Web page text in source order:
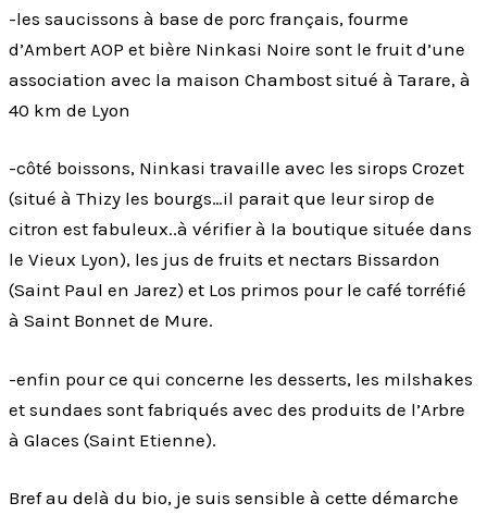
-les saucissons à base de porc français, fourme
d’Ambert AOP et bière Ninkasi Noire sont le fruit d’une
association avec la maison Chambost situé à Tarare, à
40 km de Lyon
-côté boissons, Ninkasi travaille avec les sirops Crozet
(situé à Thizy les bourgs…il parait que leur sirop de
citron est fabuleux..à vérifier à la boutique située dans
le Vieux Lyon), les jus de fruits et nectars Bissardon
(Saint Paul en Jarez) et Los primos pour le café torréfié
à Saint Bonnet de Mure.
-enfin pour ce qui concerne les desserts, les milshakes
et sundaes sont fabriqués avec des produits de l’Arbre
à Glaces (Saint Etienne).
Bref au delà du bio, je suis sensible à cette démarche